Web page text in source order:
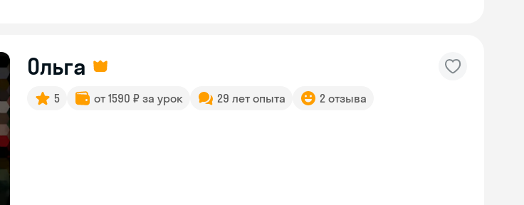
Ольга
5 от 1590 ₽ за урок 29 лет опыта 2 отзыва